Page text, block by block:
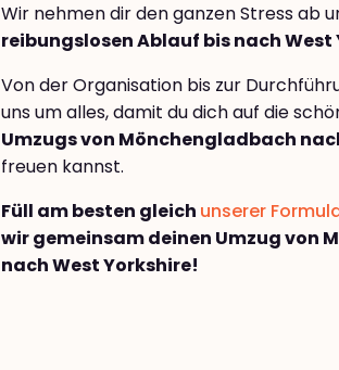
Wir nehmen dir den ganzen Stress ab
reibungslosen Ablauf bis nach West
Von der Organisation bis zur
uns um alles, damit du dich auf die
Umzugs von Mönchengladbach
freuen kannst.
Füll am besten gleich unserer
wir gemeinsam deinen Umzug von
nach West Yorkshire!